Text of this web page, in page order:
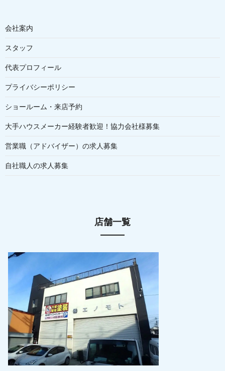
会社案内
スタッフ
代表プロフィール
プライバシーポリシー
ショールーム・来店予約
大手ハウスメーカー経験者歓迎！協力会社様募集
営業職（アドバイザー）の求人募集
自社職人の求人募集
店舗一覧